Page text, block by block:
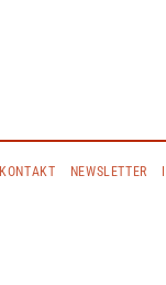
KONTAKT NEWSLETTER